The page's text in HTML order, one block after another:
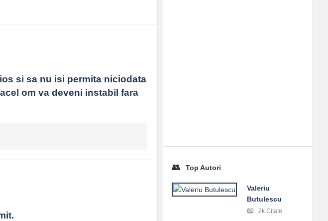
si sa nu isi permita niciodata
om va deveni instabil fara
Top Autori
Valeriu
Butulescu
2k Citate